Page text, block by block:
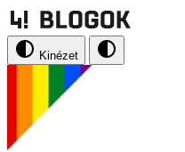
Kinézet